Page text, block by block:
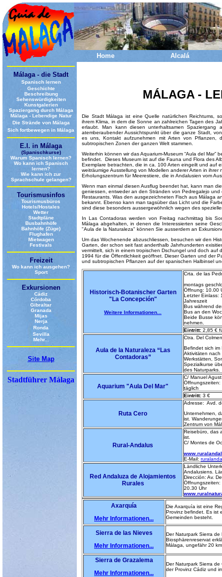
MÁLAGA -
Die Stadt Málaga ist eine Quelle natürlichen Reichtums,
ihrem Klima, in dem die Sonne an zahlreichen Tagen des
erlaubt. Man kann diesen unterhaltsamen
atemberaubender Aussichtspunkt über die ganze Stadt,
es uns, Kontakt aufzunehmen mit Arten von Pflanzen,
subtropischen Zonen der ganzen Welt stammen.
Weiterhin können wir das Aquarium-Museum “Aula del
befindet. Dieses Museum ist auf die Fauna und Flora des
Exemplare betrachten, die in ca. 100 Arten eingeilt und auf
weiträumige Ausstellung von Modellen anderer Arten in ihrer
Erholungszentrum für Meerestiere, die in Andalusien vom
Wenn man einmal diesen Ausflug beendet hat, kann man
geniessen, entweder an den Stränden von Pedregalejo
Restaurants. Was den ausgezeichneten Fisch aus Málaga
bekannt. Ebenso kann man tagsüber das Licht und die
sind diese besonders aussergewöhnlich wegen des
In Las Contadoras werden von Freitag nachmittag bis
Málaga abgehalten, in denen die Interessierten seine
"Aula de la Naturaleza" können Sie ausserdem an
Um das Wochenende abzuschliessen, besuchen wir den
Garten, der schon seit fast anderthalb Jahrhunderten
vermittelt, sich in einem tropischen Dschungel und doch
1994 für die Öffentlichkeit geöffnet. Dieser Garten und der
und subtropischen Pflanzen auf der spanischen Halbinsel
Historisch-Botanischer Garten
"La Concepción"
Weitere Informationen...
Crta. de las
montags
Öffnung: 10.00
Letzter Einlass:
Jahreszeit
Bus während
Bus an den
Beide Busse
nehmen.
Eintritt: 2,85 €
Aula de la Naturaleza “Las
Contadoras”
Ctra. Del
Befindet sich im
Aktivitäten nach
Werkstätten,
Spezialkurse
des Naturparks.
Aquarium "Aula Del Mar"
C/ Manuel
Öffnungszeiten:
täglich
Eintritt: 3 €
Ruta Cero
Adresse: Avd.
Unternehmen,
ist.
Zentrum von
Rural-Andalus
Reisebüro, das
ist.
C/ Montes de
E-Mail:
Red Andaluza de Alojamientos
Rurales
Ländliche
Andalusiens.
Dirección: Av.
Öffnungszeiten:
20.30 Uhr
Axarquía
Mehr Informationen...
Die Axarquía ist eine
Provinz befindet. Es ist
Gemeinden besteht.
Sierra de las Nieves
Mehr Informationen...
Der Naturpark Sierra de
Biosphärenreservat
Málaga, ungefähr 20
Sierra de Grazalema
Mehr Informationen...
Der Naturpark Sierra
der Provinz Cádiz und
Málaga - die Stadt
Spanisch lernen
Geschichte
Beschreibung
Sehenswürdigkeiten
Kunstgalerien
Spaziergang durch Málaga
Málaga - Lebendige Natur
Die Strände von Málaga
Sich fortbewegen in Málaga
E.I. in Málaga
(Spanischkurse)
Warum Spanisch lernen?
Wo kann ich Spanisch
lernen?
Wie kann ich zur
Sprachschule gelangen?
Tourismusinfos
Tourismusbüros
Hotels/Hostales
Wetter
Stadtpläne
Busbahnhöfe
Bahnhöfe (Züge)
Flughafen
Mietwagen
Festivals
Freizeit
Wo kann ich ausgehen?
Sport
Exkursionen
Cádiz
Córdoba
Gibraltar
Granada
Mijas
Nerja
Ronda
Sevilla
Mehr...
Site Map
Stadtführer Málaga
Home Alcalá